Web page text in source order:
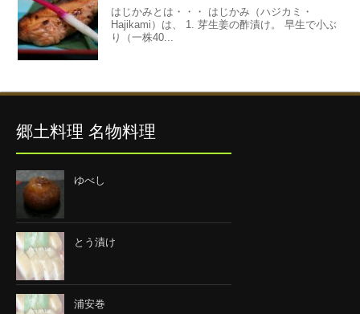
はじかみとは・・・ はじかみ（ハジカミ・
Hajikami）は、 1. 芽生姜の酢漬け。 早生で小ぶ
り（一株40...
郷土料理 名物料理
ゆべし
とう漬け
浦安巻